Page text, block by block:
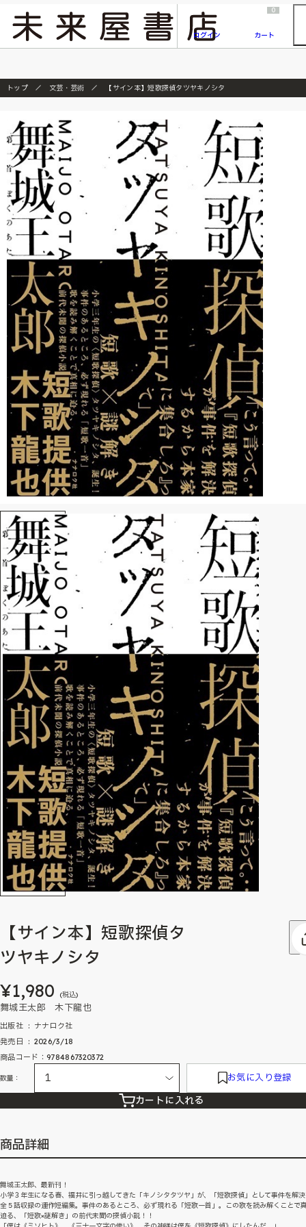
『ONE PIECE magazine 021 ONE PIECEカード付き同梱版』発売延期のご案内
ログイン
0
カート
トップ 文芸・芸術 【サイン本】短歌探偵タツヤキノシタ
【サイン本】短歌探偵タ
ツヤキノシタ
¥1,980 (税込)
舞城王太郎 木下龍也
出版社 ‏ : ‎ ナナロク社
発売日 ‏ : ‎ 2026/3/18
商品コード：9784867320372
数量： お気に入り登録
カートに入れる
商品詳細
舞城王太郎、最新刊！
小学３年生になる春、福井に引っ越してきた「キノシタタツヤ」が、「短歌探偵」として事件を解
全５話収録の連作短編集。事件のあるところ、必ず現れる「短歌一首」。この歌を読み解くことで
迫る、「短歌×謎解き」の前代未聞の探偵小説！！